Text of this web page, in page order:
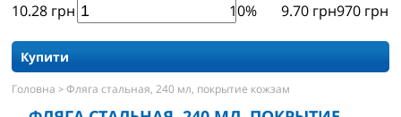
10.28 грн 10% 9.70 грн970 грн
Купити
Головна >Фляга стальная, 240 мл, покрытие кожзам